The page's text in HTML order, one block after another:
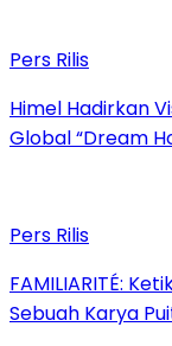
Pers Rilis
Himel Hadirkan
Global “Dream
Pers Rilis
FAMILIARITÉ:
Sebuah Karya